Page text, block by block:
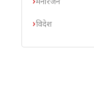
विदेश